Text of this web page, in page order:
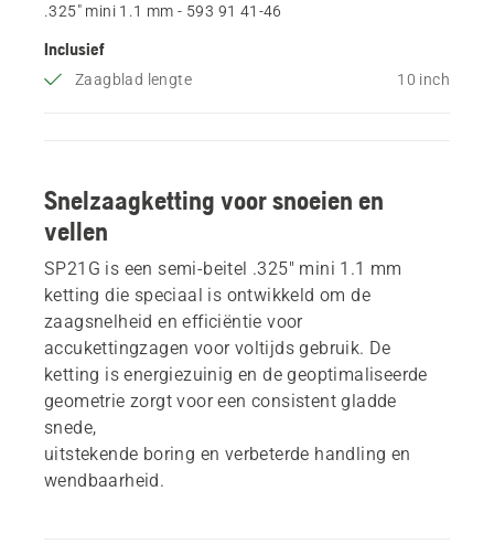
.325" mini 1.1 mm - 593 91 41‑46
Inclusief
Zaagblad lengte 10 inch
Snelzaagketting voor snoeien en
vellen
SP21G is een semi-beitel .325" mini 1.1 mm
ketting die speciaal is ontwikkeld om de
zaagsnelheid en efficiëntie voor
accukettingzagen voor voltijds gebruik. De
ketting is energiezuinig en de geoptimaliseerde
geometrie zorgt voor een consistent gladde
snede,
uitstekende boring en verbeterde handling en
wendbaarheid.